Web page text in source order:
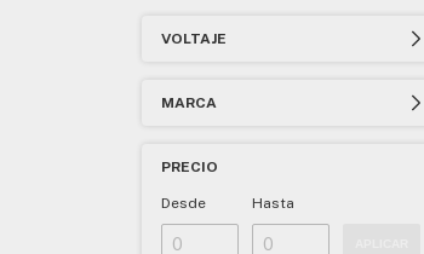
VOLTAJE
MARCA
PRECIO
Desde Hasta